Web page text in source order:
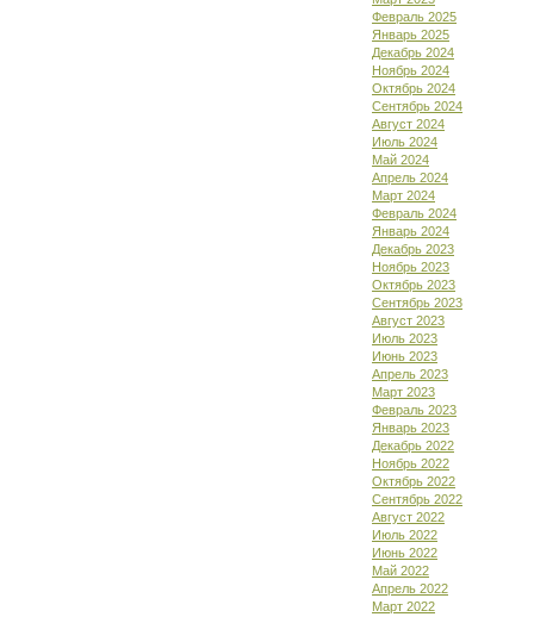
Февраль 2025
Январь 2025
Декабрь 2024
Ноябрь 2024
Октябрь 2024
Сентябрь 2024
Август 2024
Июль 2024
Май 2024
Апрель 2024
Март 2024
Февраль 2024
Январь 2024
Декабрь 2023
Ноябрь 2023
Октябрь 2023
Сентябрь 2023
Август 2023
Июль 2023
Июнь 2023
Апрель 2023
Март 2023
Февраль 2023
Январь 2023
Декабрь 2022
Ноябрь 2022
Октябрь 2022
Сентябрь 2022
Август 2022
Июль 2022
Июнь 2022
Май 2022
Апрель 2022
Март 2022